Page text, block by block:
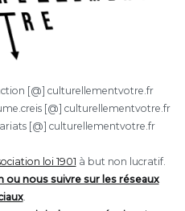
[@] culturellementvotre.fr
[@] culturellementvotre.fr
[@] culturellementvotre.fr
loi 1901 à but non lucratif.
ou nous suivre sur les réseaux
.